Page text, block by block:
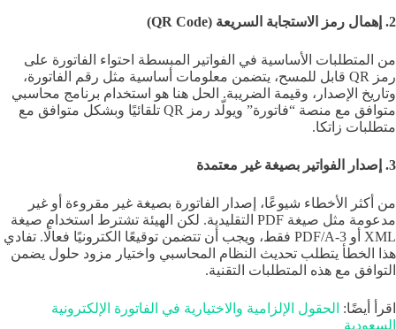
2. إهمال رمز الاستجابة السريعة (QR Code)
من المتطلبات الأساسية في الفواتير المبسطة احتواء الفاتورة على
رمز QR قابل للمسح، يتضمن معلومات أساسية مثل رقم الفاتورة،
وتاريخ الإصدار، وقيمة الضريبة. الحل هنا هو استخدام برنامج محاسبي
متوافق مع منصة “فاتورة” ويولّد رمز QR تلقائيًا وبشكل متوافق مع
متطلبات زاتكا.
3. إصدار الفواتير بصيغة غير معتمدة
من أكثر الأخطاء شيوعًا، إصدار الفاتورة بصيغة غير مقروءة أو غير
مدعومة مثل صيغة PDF التقليدية. لكن الهيئة تشترط استخدام صيغة
XML أو PDF/A-3 فقط، ويجب أن تتضمن توقيعًا الكترونيًا فعالًا. تفادي
هذا الخطأ يتطلب تحديث النظام المحاسبي واختيار مزود حلول يضمن
التوافق مع هذه المتطلبات التقنية.
اقرأ أيضًا: الحقول الإلزامية والاختيارية في الفاتورة الإلكترونية
السعودية